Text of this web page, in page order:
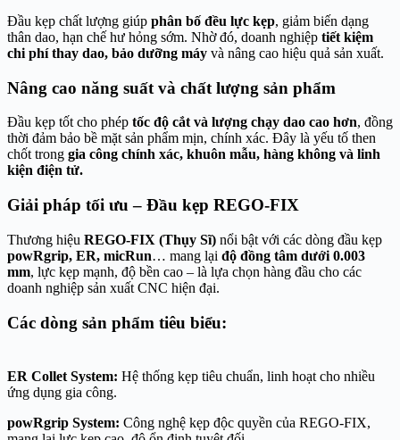
Đầu kẹp chất lượng giúp phân bố đều lực kẹp, giảm biến dạng
thân dao, hạn chế hư hỏng sớm. Nhờ đó, doanh nghiệp tiết kiệm
chi phí thay dao, bảo dưỡng máy và nâng cao hiệu quả sản xuất.
Nâng cao năng suất và chất lượng sản phẩm
Đầu kẹp tốt cho phép tốc độ cắt và lượng chạy dao cao hơn, đồng
thời đảm bảo bề mặt sản phẩm mịn, chính xác. Đây là yếu tố then
chốt trong gia công chính xác, khuôn mẫu, hàng không và linh
kiện điện tử.
Giải pháp tối ưu – Đầu kẹp REGO-FIX
Thương hiệu REGO-FIX (Thụy Sĩ) nổi bật với các dòng đầu kẹp
powRgrip, ER, micRun… mang lại độ đồng tâm dưới 0.003
mm, lực kẹp mạnh, độ bền cao – là lựa chọn hàng đầu cho các
doanh nghiệp sản xuất CNC hiện đại.
Các dòng sản phẩm tiêu biểu:
ER Collet System: Hệ thống kẹp tiêu chuẩn, linh hoạt cho nhiều
ứng dụng gia công.
powRgrip System: Công nghệ kẹp độc quyền của REGO-FIX,